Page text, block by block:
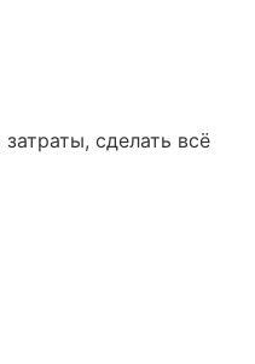
сделать всё